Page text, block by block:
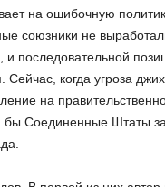
на ошибочную
союзники не
последовательной
когда угроза
на
бы Соединенные Штаты